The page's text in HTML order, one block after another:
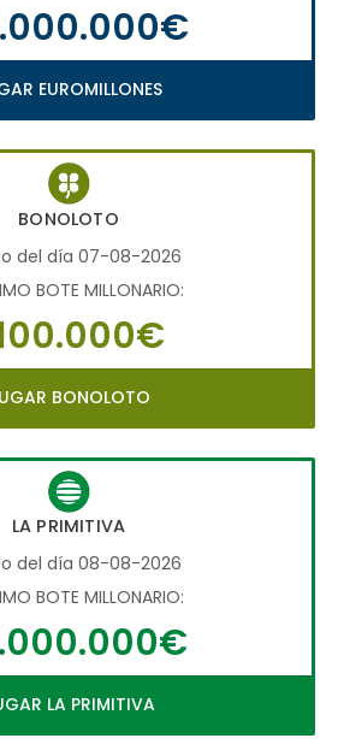
EUROMILLONES
BONOLOTO
del día 07-08-2026
BOTE MILLONARIO:
BONOLOTO
LA PRIMITIVA
del día 08-08-2026
BOTE MILLONARIO:
LA PRIMITIVA